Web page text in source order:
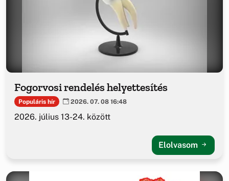
Fogorvosi rendelés helyettesítés
Populáris hír 2026. 07. 08 16:48
2026. július 13-24. között
Elolvasom